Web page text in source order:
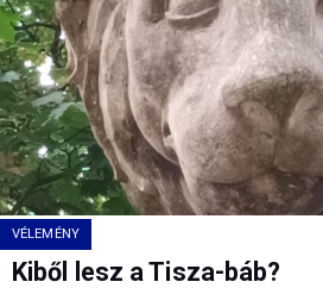
VÉLEMÉNY
Kiből lesz a Tisza-báb?